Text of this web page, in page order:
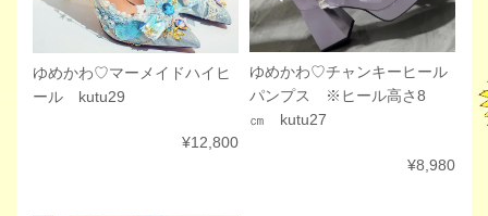
ゆめかわ♡マーメイドハイヒ
ール kutu29
¥12,800
ゆめかわ♡チャンキーヒール
パンプス ※ヒール高さ8
㎝ kutu27
¥8,980